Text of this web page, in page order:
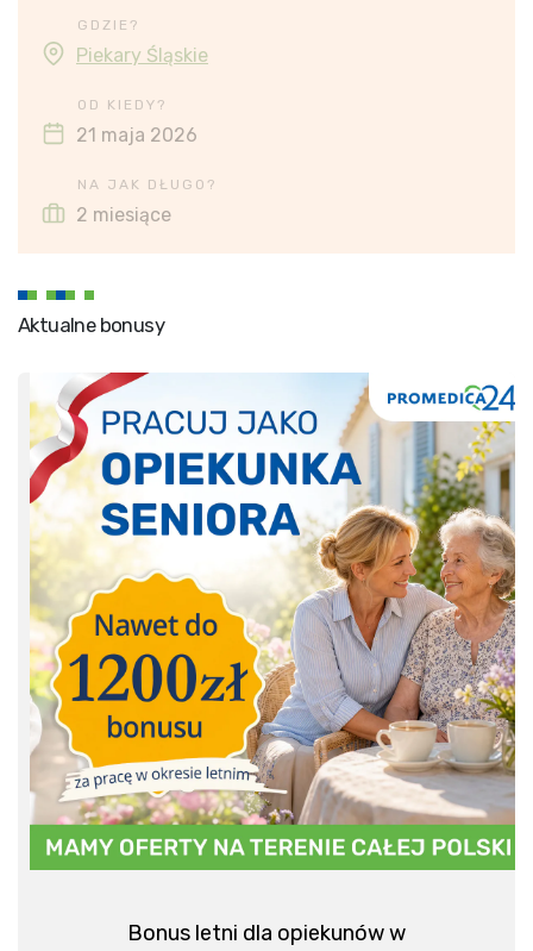
GDZIE?
Piekary Śląskie
OD KIEDY?
21 maja 2026
NA JAK DŁUGO?
2 miesiące
Aktualne bonusy
Bonus letni dla opiekunów w